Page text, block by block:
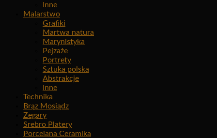
Inne
Malarstwo
Grafiki
Martwa natura
Marynistyka
Pejzaże
Portrety
Sztuka polska
Abstrakcje
Inne
Technika
Brąz Mosiądz
Zegary
Srebro Platery
Porcelana Ceramika